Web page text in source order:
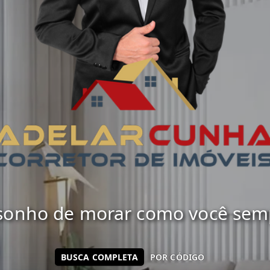
de morar como você
BUSCA COMPLETA POR CÓDIGO